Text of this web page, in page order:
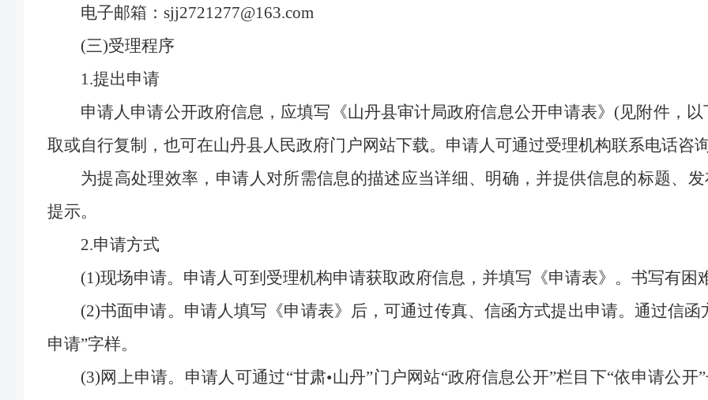
电子邮箱：sjj2721277@163.com
(三)受理程序
1.提出申请
申请人申请公开政府信息，应填写《山丹县审计局政府信息公开申请表》(见附件，
取或自行复制，也可在山丹县人民政府门户网站下载。申请人可通过受理机构联系电话咨
为提高处理效率，申请人对所需信息的描述应当详细、明确，并提供信息的标题、
提示。
2.申请方式
(1)现场申请。申请人可到受理机构申请获取政府信息，并填写《申请表》。书写有困
(2)书面申请。申请人填写《申请表》后，可通过传真、信函方式提出申请。通过信
申请”字样。
(3)网上申请。申请人可通过“甘肃•山丹”门户网站“政府信息公开”栏目下“依申请公